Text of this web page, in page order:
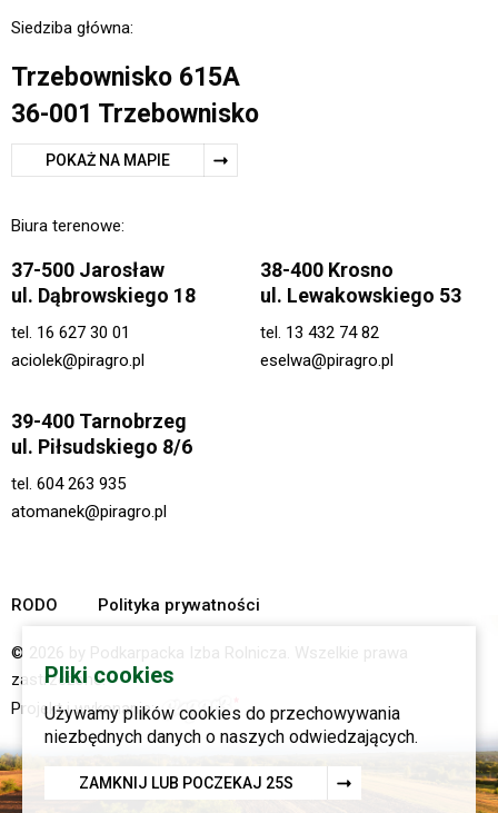
Siedziba główna:
Trzebownisko 615A
36-001 Trzebownisko
POKAŻ NA MAPIE
Biura terenowe:
37-500 Jarosław
ul. Dąbrowskiego 18
tel. 16 627 30 01
aciolek@piragro.pl
38-400 Krosno
ul. Lewakowskiego 53
tel. 13 432 74 82
eselwa@piragro.pl
39-400 Tarnobrzeg
ul. Piłsudskiego 8/6
tel. 604 263 935
atomanek@piragro.pl
RODO Polityka prywatności
© 2026 by Podkarpacka Izba Rolnicza. Wszelkie prawa
zastrzeżone.
Projekt i wykonanie:
Pliki cookies
Używamy plików cookies do przechowywania
niezbędnych danych o naszych odwiedzających.
ZAMKNIJ LUB POCZEKAJ 24S